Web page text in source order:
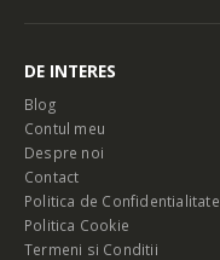
DE INTERES
Blog
Contul meu
Despre noi
Contact
Politica de Confidentialitate
Politica Cookie
Termeni si Conditii